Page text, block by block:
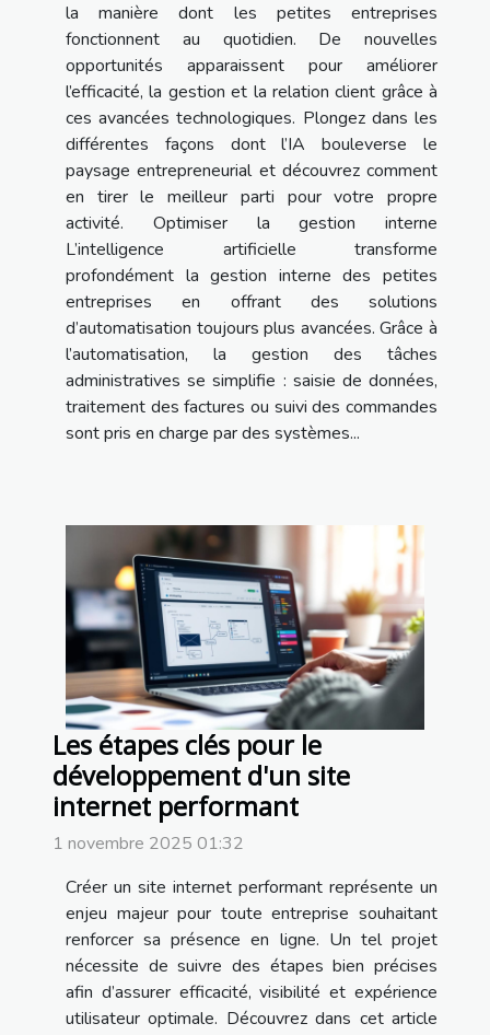
la manière dont les petites entreprises
fonctionnent au quotidien. De nouvelles
opportunités apparaissent pour améliorer
l’efficacité, la gestion et la relation client grâce à
ces avancées technologiques. Plongez dans les
différentes façons dont l’IA bouleverse le
paysage entrepreneurial et découvrez comment
en tirer le meilleur parti pour votre propre
activité. Optimiser la gestion interne
L’intelligence artificielle transforme
profondément la gestion interne des petites
entreprises en offrant des solutions
d’automatisation toujours plus avancées. Grâce à
l’automatisation, la gestion des tâches
administratives se simplifie : saisie de données,
traitement des factures ou suivi des commandes
sont pris en charge par des systèmes...
Les étapes clés pour le
développement d'un site
internet performant
1 novembre 2025 01:32
Créer un site internet performant représente un
enjeu majeur pour toute entreprise souhaitant
renforcer sa présence en ligne. Un tel projet
nécessite de suivre des étapes bien précises
afin d’assurer efficacité, visibilité et expérience
utilisateur optimale. Découvrez dans cet article